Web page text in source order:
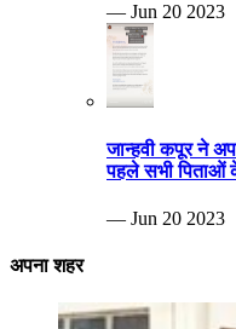
— Jun 20 2023
जान्हवी कपूर ने
पहले सभी पिताओं
— Jun 20 2023
अपना शहर